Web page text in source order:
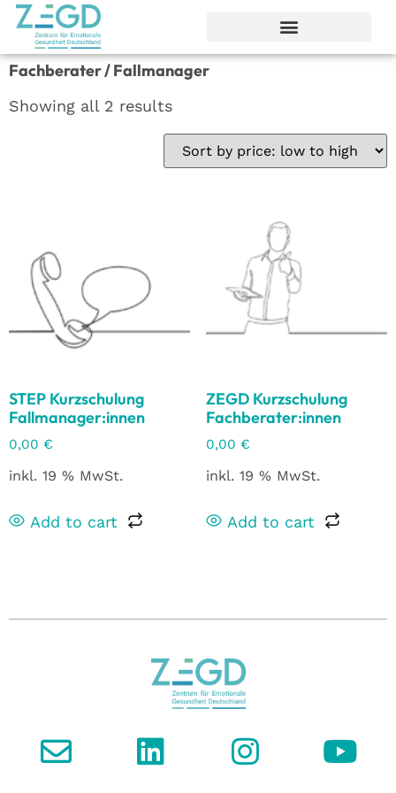
Fachberater / Fallmanager
Showing all 2 results
STEP Kurzschulung
Fallmanager:innen
0,00 €
inkl. 19 % MwSt.
Add to cart
ZEGD Kurzschulung
Fachberater:innen
0,00 €
inkl. 19 % MwSt.
Add to cart